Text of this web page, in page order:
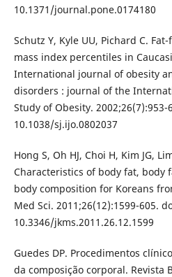
10.1371/journal.pone.0174180
Schutz Y, Kyle UU, Pichard C.
mass index percentiles in
International journal of obesity
disorders : journal of the
Study of Obesity. 2002;26(7):953-
10.1038/sj.ijo.0802037
Hong S, Oh HJ, Choi H, Kim JG,
Characteristics of body fat, body
body composition for Koreans
Med Sci. 2011;26(12):1599-605.
10.3346/jkms.2011.26.12.1599
Guedes DP. Procedimentos
da composição corporal. Revista